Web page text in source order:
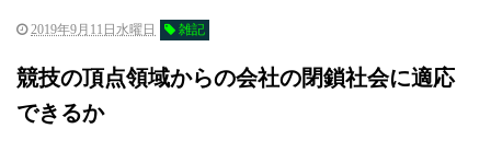
2019年9月11日水曜日 雑記
競技の頂点領域からの会社の閉鎖社会に適応
できるか